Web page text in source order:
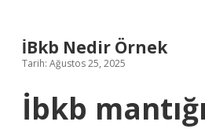
İBkb Nedir Örnek
Tarih: Ağustos 25, 2025
İbkb